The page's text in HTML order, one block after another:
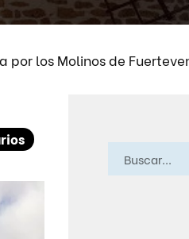
por los Molinos de